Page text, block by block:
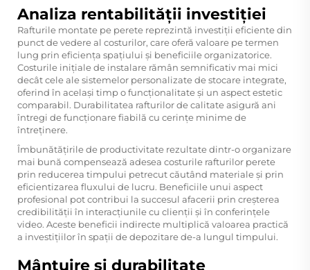
Analiza rentabilității investiției
Rafturile montate pe perete reprezintă investiții eficiente din
punct de vedere al costurilor, care oferă valoare pe termen
lung prin eficiența spațiului și beneficiile organizatorice.
Costurile inițiale de instalare rămân semnificativ mai mici
decât cele ale sistemelor personalizate de stocare integrate,
oferind în același timp o funcționalitate și un aspect estetic
comparabil. Durabilitatea rafturilor de calitate asigură ani
întregi de funcționare fiabilă cu cerințe minime de
întreținere.
Îmbunătățirile de productivitate rezultate dintr-o organizare
mai bună compensează adesea costurile rafturilor perete
prin reducerea timpului petrecut căutând materiale și prin
eficientizarea fluxului de lucru. Beneficiile unui aspect
profesional pot contribui la succesul afacerii prin creșterea
credibilității în interacțiunile cu clienții și în conferințele
video. Aceste beneficii indirecte multiplică valoarea practică
a investițiilor în spații de depozitare de-a lungul timpului.
Mântuire şi durabilitate